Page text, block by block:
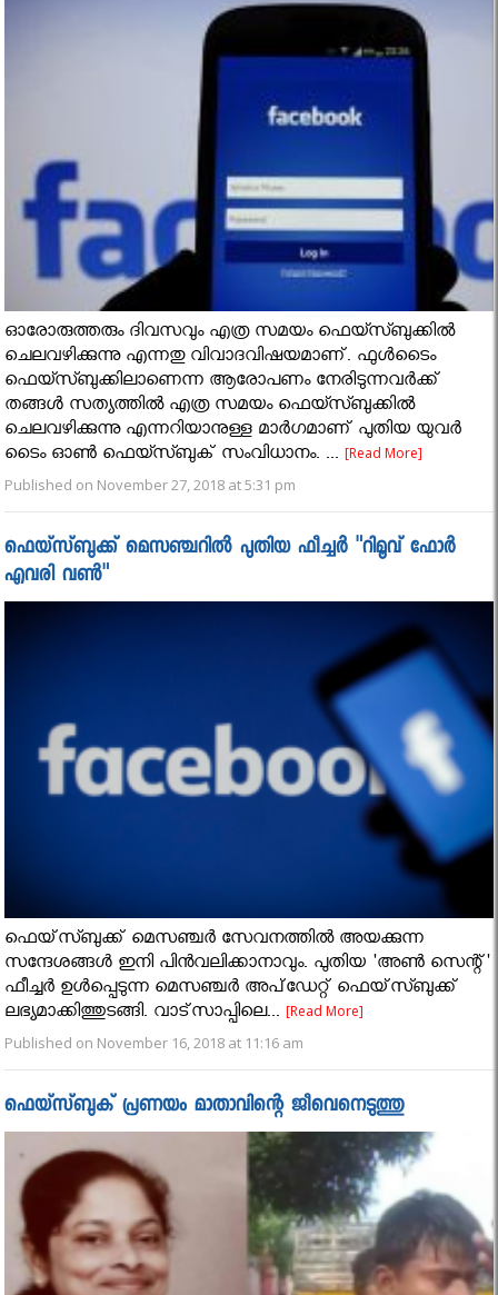
ഓരോരുത്തരും ദിവസവും എത്ര സമയം ഫെയ്സ്ബുക്കിൽ
ചെലവഴിക്കുന്നു എന്നതു വിവാദവിഷയമാണ്. ഫുൾടൈം
ഫെയ്സ്ബുക്കിലാണെന്ന ആരോപണം നേരിടുന്നവർക്ക്
തങ്ങൾ സത്യത്തിൽ എത്ര സമയം ഫെയ്സ്ബുക്കിൽ
ചെലവഴിക്കുന്നു എന്നറിയാനുള്ള മാർഗമാണ് പുതിയ യുവർ
ടൈം ഓൺ ഫെയ്സ്ബുക് സംവിധാനം. ...[Read More]
Published on November 27, 2018 at 5:31 pm
ഫെയ്സ്ബുക്ക് മെസഞ്ചറിൽ പുതിയ ഫീച്ചർ "റിമൂവ് ഫോർ
എവരി വൺ"
ഫെയ്‌സ്ബുക്ക് മെസഞ്ചര്‍ സേവനത്തില്‍ അയക്കുന്ന
സന്ദേശങ്ങള്‍ ഇനി പിന്‍വലിക്കാനാവും. പുതിയ 'അണ്‍ സെന്റ്'
ഫീച്ചര്‍ ഉള്‍പ്പെടുന്ന മെസഞ്ചര്‍ അപ്‌ഡേറ്റ് ഫെയ്‌സ്ബുക്ക്
ലഭ്യമാക്കിത്തുടങ്ങി. വാട്‌സാപ്പിലെ...[Read More]
Published on November 16, 2018 at 11:16 am
ഫെയ്സ്ബുക് പ്രണയം മാതാവിന്റെ ജീവെനെടുത്തു